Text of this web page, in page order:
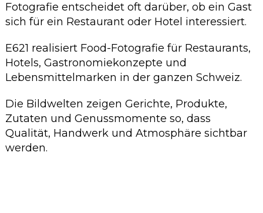
Fotografie entscheidet oft darüber, ob ein Gast
sich für ein Restaurant oder Hotel interessiert.
E621 realisiert Food-Fotografie für Restaurants,
Hotels, Gastronomiekonzepte und
Lebensmittelmarken in der ganzen Schweiz.
Die Bildwelten zeigen Gerichte, Produkte,
Zutaten und Genussmomente so, dass
Qualität, Handwerk und Atmosphäre sichtbar
werden.